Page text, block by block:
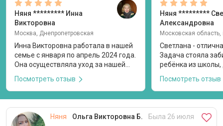
Няня ********* Инна
Викторовна
Москва, Днепропетровская
Инна Викторовна работала в нашей
семье с января по апрель 2024 года.
Она осуществляла уход за нашей
прихода няни в семью было 6
месяцев. Я нашла анкету Инны
по видео пригласила на пробный
день. При первом визите Инна
Посмотреть отзыв
Няня *********
Александровна
Светлана -
Задача стояла
ребёнка из школы,
дополнительные
помнила график
поиграть и ко
допы. Прекрасный
Посмотреть отзыв
Няня Ольга Викторовна Б.
Была 26 июля